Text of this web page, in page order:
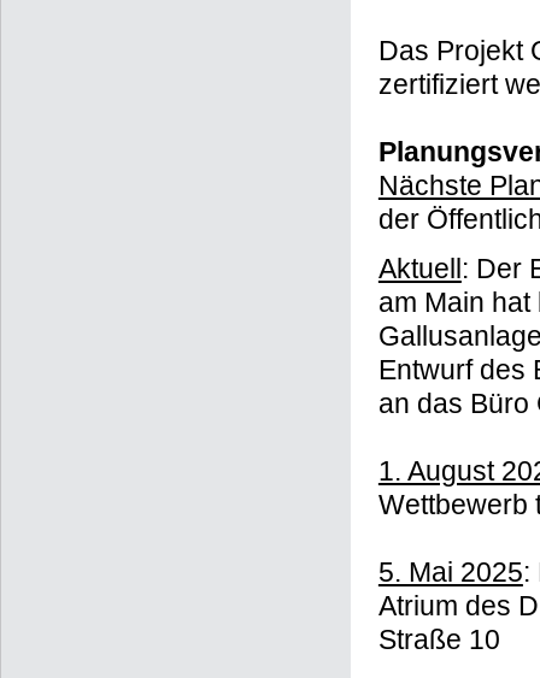
Das Projekt
zertifiziert
Nächste
der
Aktuell: Der
am Main
Entwurf des
an das Büro
1. August
Wettbewerb
5. Mai 2025:
Atrium des
Straße 10